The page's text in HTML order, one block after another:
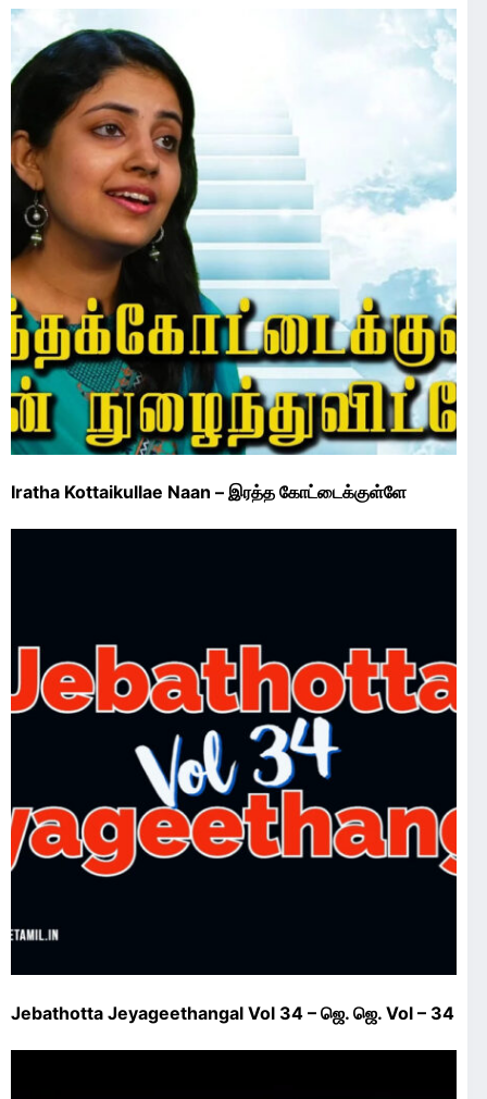
Iratha Kottaikullae Naan – இரத்த கோட்டைக்குள்ளே
Jebathotta Jeyageethangal Vol 34 – ஜெ. ஜெ. Vol – 34